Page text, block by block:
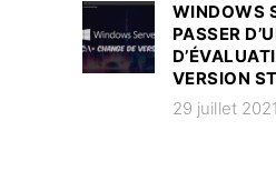
WINDOWS
PASSER
VERSION
29 juillet 2021